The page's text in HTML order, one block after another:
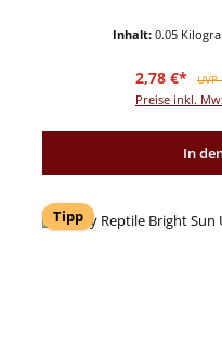
Inhalt: 0.05
2,78 €*
Preise inkl.
In
Tipp